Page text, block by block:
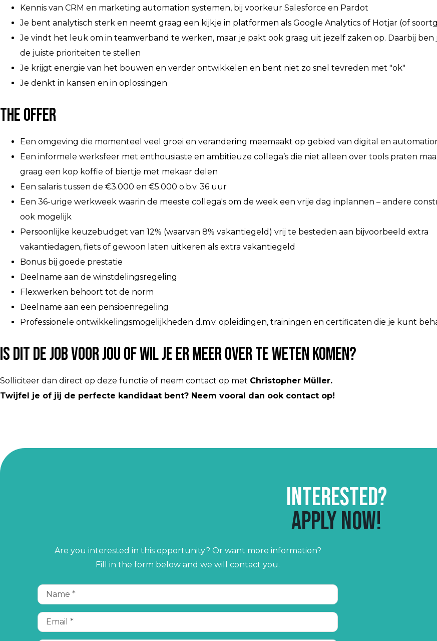
Kennis van CRM en marketing automation systemen, bij voorkeur Salesforce en Pardot
Je bent analytisch sterk en neemt graag een kijkje in platformen als Google Analytics of Hotjar (of
Je vindt het leuk om in teamverband te werken, maar je pakt ook graag uit jezelf zaken op. Daarbij ben
de juiste prioriteiten te stellen
Je krijgt energie van het bouwen en verder ontwikkelen en bent niet zo snel tevreden met "ok"
Je denkt in kansen en in oplossingen
The Offer
Een omgeving die momenteel veel groei en verandering meemaakt op gebied van digital en
Een informele werksfeer met enthousiaste en ambitieuze collega’s die niet alleen over tools praten
graag een kop koffie of biertje met mekaar delen
Een salaris tussen de €3.000 en €5.000 o.b.v. 36 uur
Een 36-urige werkweek waarin de meeste collega's om de week een vrije dag inplannen – andere
ook mogelijk
Persoonlijke keuzebudget van 12% (waarvan 8% vakantiegeld) vrij te besteden aan bijvoorbeeld extra
vakantiedagen, fiets of gewoon laten uitkeren als extra vakantiegeld
Bonus bij goede prestatie
Deelname aan de winstdelingsregeling
Flexwerken behoort tot de norm
Deelname aan een pensioenregeling
Professionele ontwikkelingsmogelijkheden d.m.v. opleidingen, trainingen en certificaten die je kunt
Is dit de job voor jou of wil je er meer over te weten komen?
Solliciteer dan direct op deze functie of neem contact op met Christopher Müller.
Twijfel je of jij de perfecte kandidaat bent? Neem vooral dan ook contact op!
Interested?
Apply now!
Are you interested in this opportunity? Or want more information?
Fill in the form below and we will contact you.